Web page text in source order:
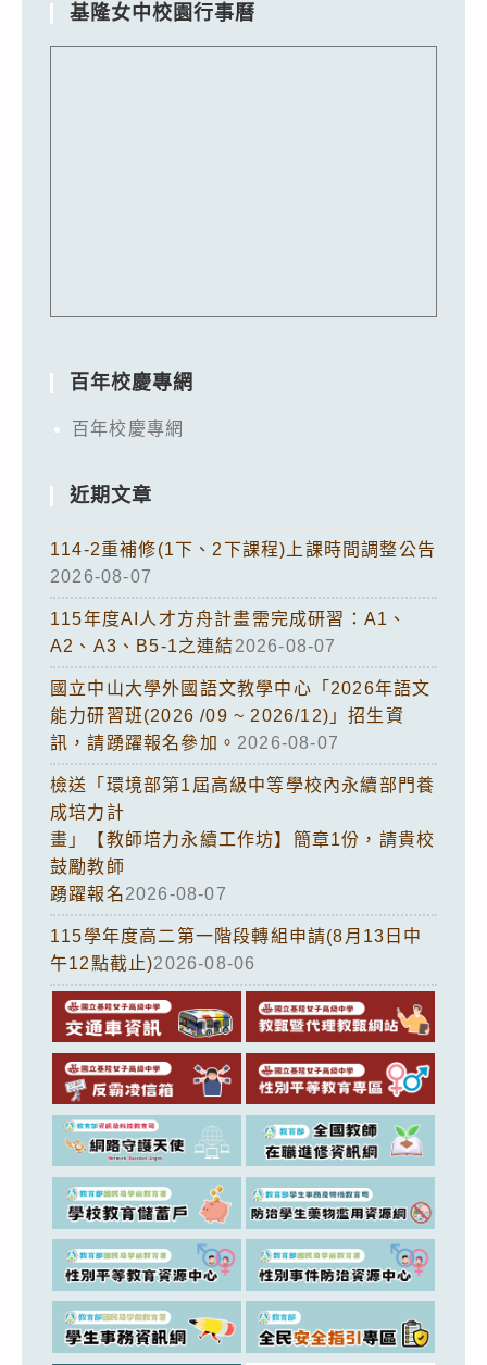
基隆女中校園行事曆
百年校慶專網
百年校慶專網
近期文章
114-2重補修(1下、2下課程)上課時間調整公告
2026-08-07
115年度AI人才方舟計畫需完成研習：A1、
A2、A3、B5-1之連結2026-08-07
國立中山大學外國語文教學中心「2026年語文
能力研習班(2026 /09 ~ 2026/12)」招生資
訊，請踴躍報名參加。 2026-08-07
檢送「環境部第1屆高級中等學校內永續部門養
成培力計
畫」【教師培力永續工作坊】簡章1份，請貴校
鼓勵教師
踴躍報名2026-08-07
115學年度高二第一階段轉組申請(8月13日中
午12點截止)2026-08-06